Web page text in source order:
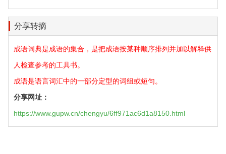
分享转摘
成语词典是成语的集合，是把成语按某种顺序排列并加以解释供
人检查参考的工具书。
成语是语言词汇中的一部分定型的词组或短句。
分享网址：
https://www.gupw.cn/chengyu/6ff971ac6d1a8150.html